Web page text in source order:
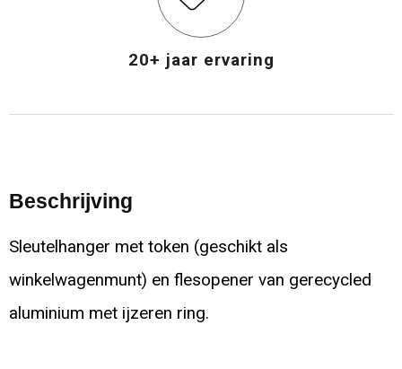
20+ jaar ervaring
Beschrijving
Sleutelhanger met token (geschikt als
winkelwagenmunt) en flesopener van gerecycled
aluminium met ijzeren ring.